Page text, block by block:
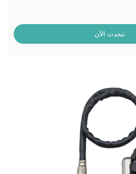
نتحدث الآن